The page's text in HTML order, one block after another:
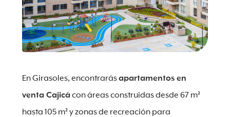
En Girasoles, encontrarásapartamentos en
venta Cajicá con áreas construidas desde 67 m²
hasta 105 m² y zonas de recreación para